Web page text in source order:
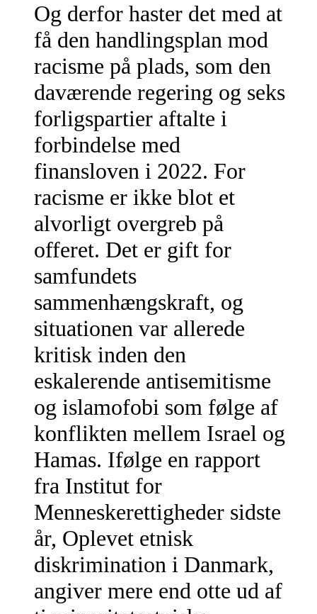
Og derfor haster det med at
få den handlingsplan mod
racisme på plads, som den
daværende regering og seks
forligspartier aftalte i
forbindelse med
finansloven i 2022. For
racisme er ikke blot et
alvorligt overgreb på
offeret. Det er gift for
samfundets
sammenhængskraft, og
situationen var allerede
kritisk inden den
eskalerende antisemitisme
og islamofobi som følge af
konflikten mellem Israel og
Hamas. Ifølge en rapport
fra Institut for
Menneskerettigheder sidste
år, Oplevet etnisk
diskrimination i Danmark,
angiver mere end otte ud af